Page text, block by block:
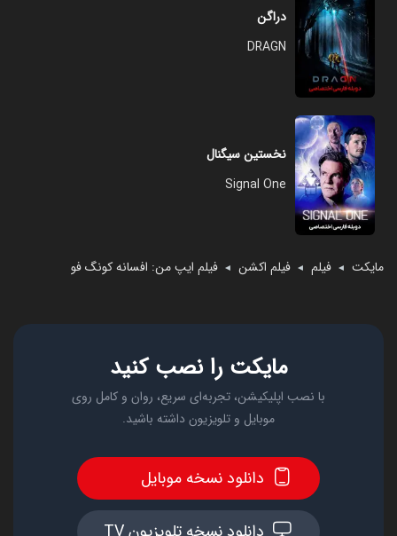
مایکت ◄ فیلم ◄ فیلم اکشن ◄ فیلم ایپ من: افسانه کونگ‌ فو
دراگن
DRAGN
نخستین سیگنال
Signal One
مایکت را نصب کنید
با نصب اپلیکیشن، تجربه‌ای سریع، روان و کامل روی
موبایل و تلویزیون داشته باشید.
دانلود نسخه موبایل